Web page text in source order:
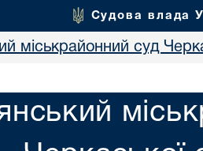
Судова влада
міськрайонний суд